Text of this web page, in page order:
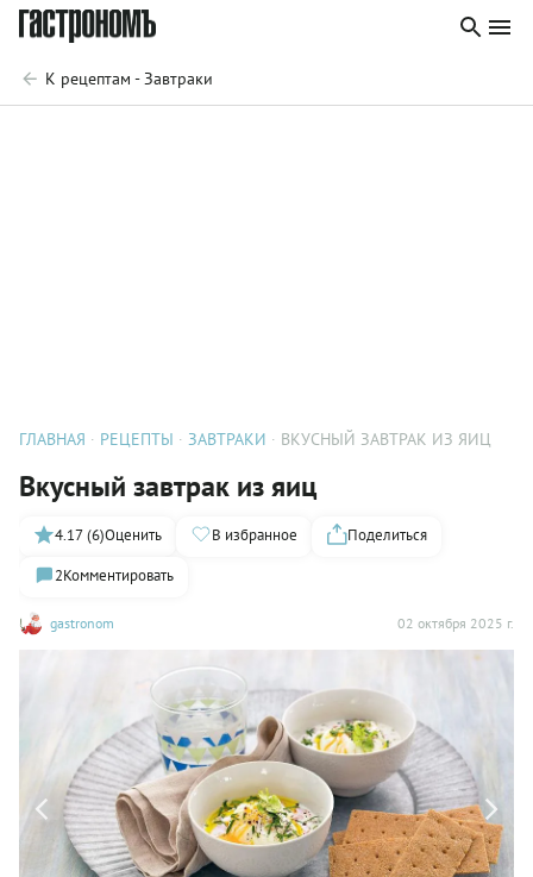
К рецептам - Завтраки
ГЛАВНАЯ РЕЦЕПТЫ ЗАВТРАКИ ВКУСНЫЙ ЗАВТРАК ИЗ ЯИЦ
Вкусный завтрак из яиц
gastronom 02 октября 2025 г.
4.17 (6)Оценить В избранное
Поделиться
2Комментировать